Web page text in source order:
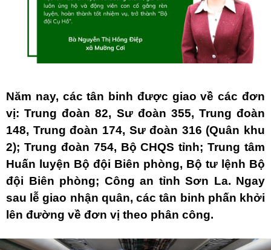
Năm nay, các tân binh được giao về các đơn
vị: Trung đoàn 82, Sư đoàn 355, Trung đoàn
148, Trung đoàn 174, Sư đoàn 316 (Quân khu
2); Trung đoàn 754, Bộ CHQS tỉnh; Trung tâm
Huấn luyện Bộ đội Biên phòng, Bộ tư lệnh Bộ
đội Biên phòng; Công an tỉnh Sơn La. Ngay
sau lễ giao nhận quân, các tân binh phấn khởi
lên đường về đơn vị theo phân công.